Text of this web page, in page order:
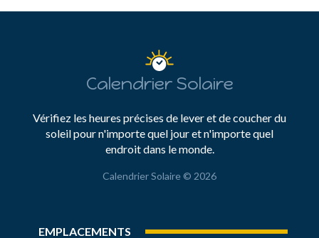
Calendrier Solaire
Vérifiez les heures précises de lever et de coucher du
soleil pour n'importe quel jour et n'importe quel
endroit dans le monde.
Calendrier Solaire © 2026
EMPLACEMENTS